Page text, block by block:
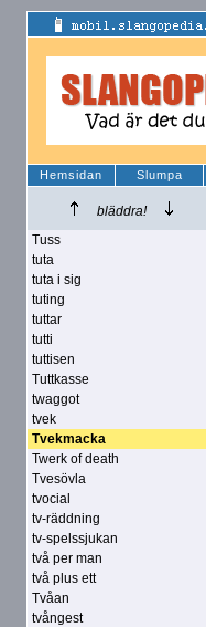
Hemsidan Slumpa
bläddra!
Tuss
tuta
tuta i sig
tuting
tuttar
tutti
tuttisen
Tuttkasse
twaggot
tvek
Tvekmacka
Twerk of death
Tvesövla
tvocial
tv-räddning
tv-spelssjukan
två per man
två plus ett
Tvåan
tvångest